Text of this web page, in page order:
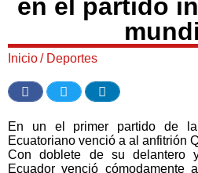
en el partido
Inicio/ Deportes
En un el primer partido de
Ecuatoriano venció a al anfitrión
Con doblete de su delantero
Ecuador venció cómodamente